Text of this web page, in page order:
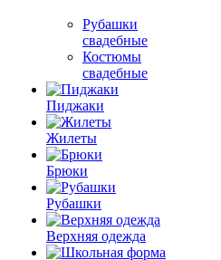
Рубашки
свадебные
Костюмы
свадебные
Пиджаки
Жилеты
Брюки
Рубашки
Верхняя одежда